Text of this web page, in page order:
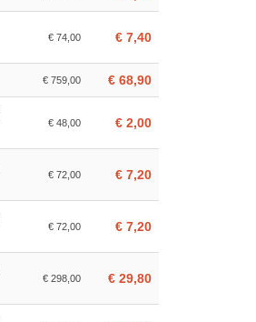
€ 74,00 € 7,40
€ 759,00 € 68,90
€ 48,00 € 2,00
€ 72,00 € 7,20
€ 72,00 € 7,20
€ 298,00 € 29,80